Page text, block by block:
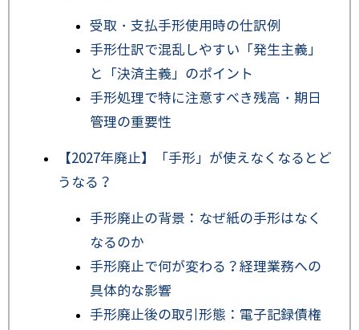
受取・支払手形使用時の仕訳例
手形仕訳で混乱しやすい「発生主義」
と「決済主義」のポイント
手形処理で特に注意すべき残高・期日
管理の重要性
【2027年廃止】「手形」が使えなくなるとど
うなる？
手形廃止の背景：なぜ紙の手形はなく
なるのか
手形廃止で何が変わる？経理業務への
具体的な影響
手形廃止後の取引形態：電子記録債権